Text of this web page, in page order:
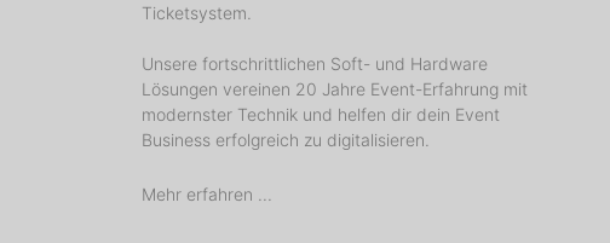
Ticketsystem.
Unsere fortschrittlichen Soft- und Hardware
Lösungen vereinen 20 Jahre Event-Erfahrung mit
modernster Technik und helfen dir dein Event
Business erfolgreich zu digitalisieren.
Mehr erfahren ...